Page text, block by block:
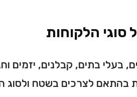
סוגי הלקוחות
בתים, קבלנים, יזמים
בהתאם לצרכים בשטח ולסוג